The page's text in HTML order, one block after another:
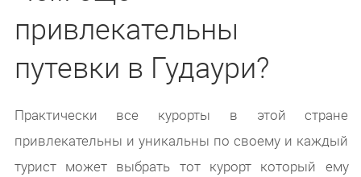
привлекательны
путевки в Гудаури?
Практически все курорты в этой стране
привлекательны и уникальны по своему и каждый
турист может выбрать тот курорт который ему